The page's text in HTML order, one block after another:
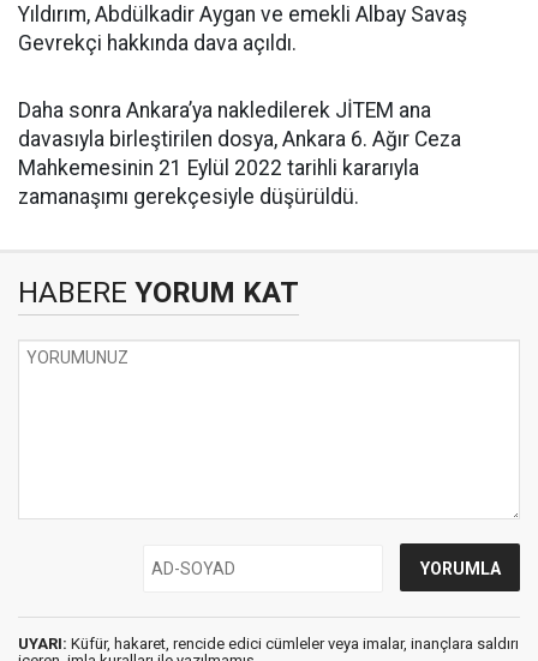
Yıldırım, Abdülkadir Aygan ve emekli Albay Savaş
Gevrekçi hakkında dava açıldı.
Daha sonra Ankara’ya nakledilerek JİTEM ana
davasıyla birleştirilen dosya, Ankara 6. Ağır Ceza
Mahkemesinin 21 Eylül 2022 tarihli kararıyla
zamanaşımı gerekçesiyle düşürüldü.
HABERE YORUM KAT
UYARI: Küfür, hakaret, rencide edici cümleler veya imalar, inançlara saldırı